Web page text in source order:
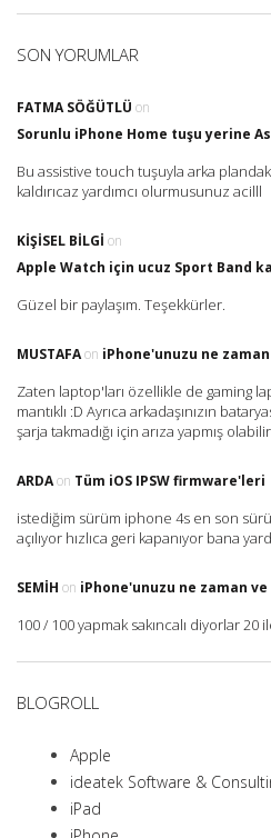
SON YORUMLAR
FATMA SÖĞÜTLÜ on
Sorunlu iPhone Home tuşu yerine
Bu assistive touch tuşuyla arka
kaldırıcaz yardımcı olurmusunuz acilll
KIŞISEL BILGI on
Apple Watch için ucuz Sport Band
Güzel bir paylaşım. Teşekkürler.
MUSTAFAon iPhone'unuzu ne
Zaten laptop'ları özellikle de gaming
mantıklı :D Ayrıca arkadaşınızın
şarja takmadığı için arıza yapmış
ARDAon Tüm iOS IPSW firmware'leri
istediğim sürüm iphone 4s en son
açılıyor hızlıca geri kapanıyor bana
SEMIH on iPhone'unuzu ne zaman
100 / 100 yapmak sakıncalı diyorlar 20
BLOGROLL
Apple
ideatek Software &
iPad